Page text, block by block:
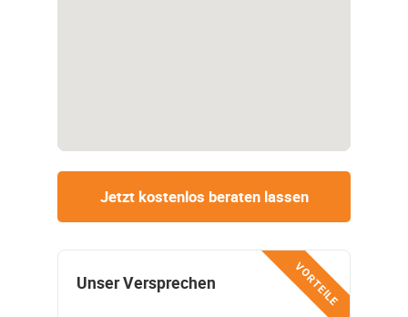
Jetzt kostenlos beraten lassen
VORTEILE
Unser Versprechen